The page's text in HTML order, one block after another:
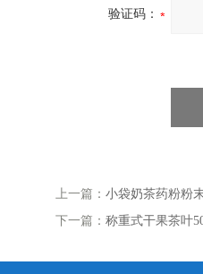
验证码：
上一篇： 小袋奶茶药粉粉
下一篇： 称重式干果茶叶